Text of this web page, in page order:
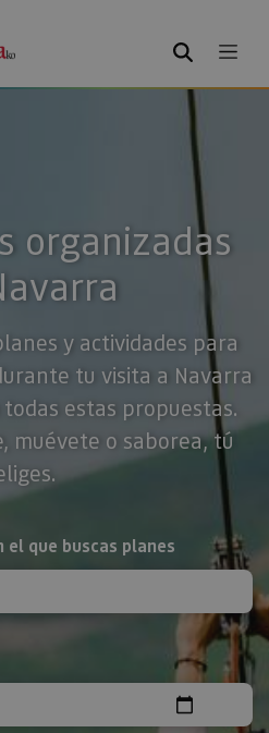
BUSCAR
organizadas
y actividades para
tu visita a Navarra
estas propuestas.
muévete o saborea, tú
que buscas planes